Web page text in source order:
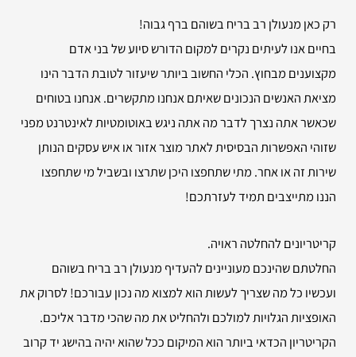
רק כאן מנעולן רב בריח בשוהם ברף גבוה!
בחיים אנו לעיתים נקרים למקום הדורש סיוע של בני אדם
מקצוענים מבחוץ. הכלי החשוב ביותר שיעזור לטובת הדבר הינו
מציאת האנשים הנכונים שאיתם אנחנו מתקשרים. אנחנו בטוחים
שכאשר אתה נצרך לדבר מה אתה ניגש באוטומטיות לאינטרנט מפני
שזוהי האפשרות הבסיסית לאתר מוצר אזור או איש עסקים הנותן
שירות זה או אחר. מתי שתחפצו היכן שתרצו ובשביל מי שתחפצו
הננו מתייצבים תמיד לעזרתכם!
קריטריונים להחלטה ראויה.
החלטתם שהינכם מעוניינים להעדיף מנעולן רב בריח בשוהם
ועכשיו כל מה שצריך לעשות הוא למצוא מה נכון עבורכם! לסרוק את
האופציות הגלויות למולכם ולהחליט את מה שהכי מדבר אליכם.
הקריטריון הכדאי ביותר הוא המיקום ככל שהוא יהיה בהישג יד קרוב